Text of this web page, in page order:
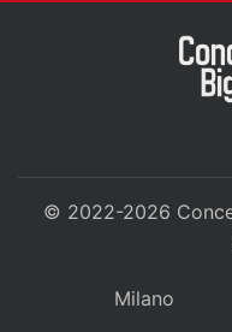
© 2022-2026
Milano